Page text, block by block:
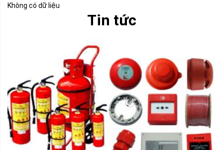
Không có dữ liệu
Tin tức